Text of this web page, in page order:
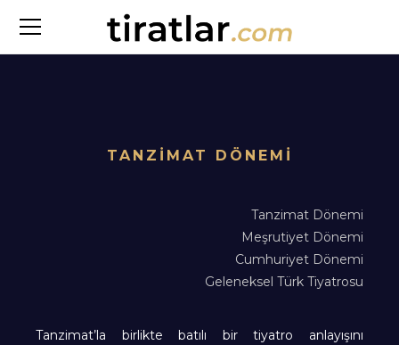
TANZİMAT DÖNEMİ
Tanzimat Dönemi
Meşrutiyet Dönemi
Cumhuriyet Dönemi
Geleneksel Türk Tiyatrosu
Tanzimat’la birlikte batılı bir tiyatro anlayışını